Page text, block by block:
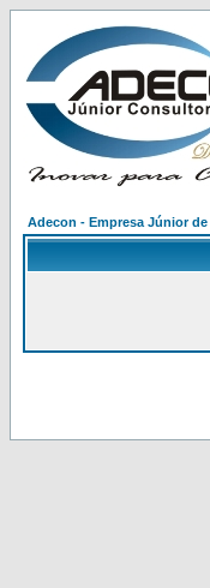
Adecon - Empresa Júnior